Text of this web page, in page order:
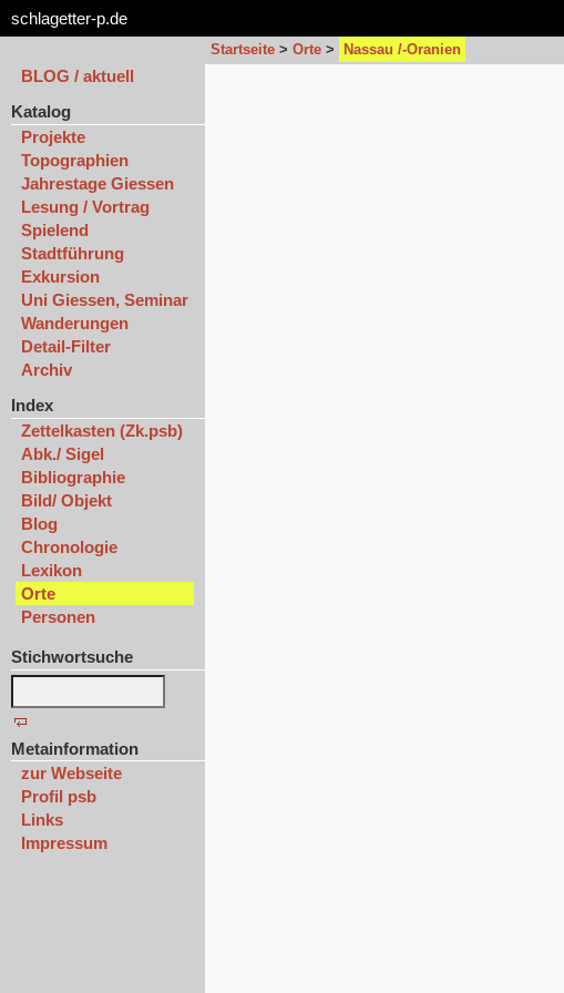
schlagetter-p.de
Startseite > Orte > Nassau /-Oranien
BLOG / aktuell
Katalog
Projekte
Topographien
Jahrestage Giessen
Lesung / Vortrag
Spielend
Stadtführung
Exkursion
Uni Giessen, Seminar
Wanderungen
Detail-Filter
Archiv
Index
Zettelkasten (Zk.psb)
Abk./ Sigel
Bibliographie
Bild/ Objekt
Blog
Chronologie
Lexikon
Orte
Personen
Stichwortsuche
Metainformation
zur Webseite
Profil psb
Links
Impressum